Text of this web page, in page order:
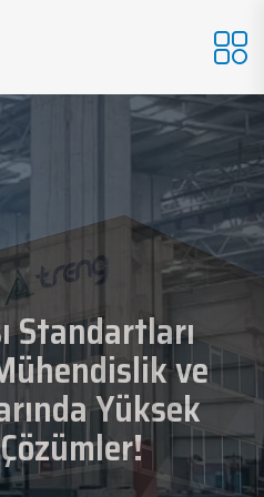
Standartları
ve
Yüksek
Standartları
ve
Yüksek
Gerçeğe
Ötesinde,
Hayaller!